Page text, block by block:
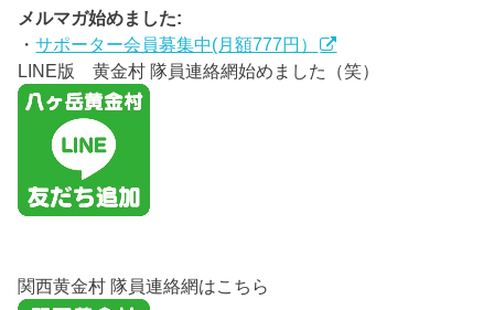
メルマガ始めました:
・サポーター会員募集中(月額777円）
LINE版 黄金村 隊員連絡網始めました（笑）
関西黄金村 隊員連絡網はこちら